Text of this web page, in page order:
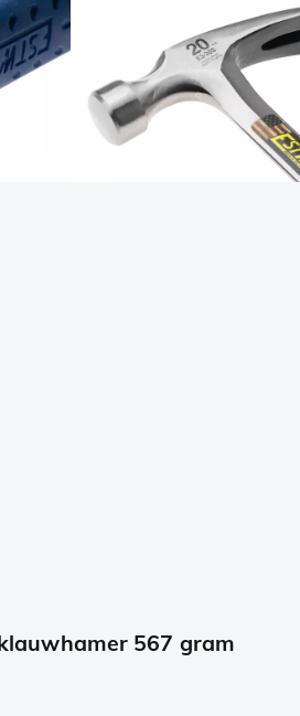
567 gram